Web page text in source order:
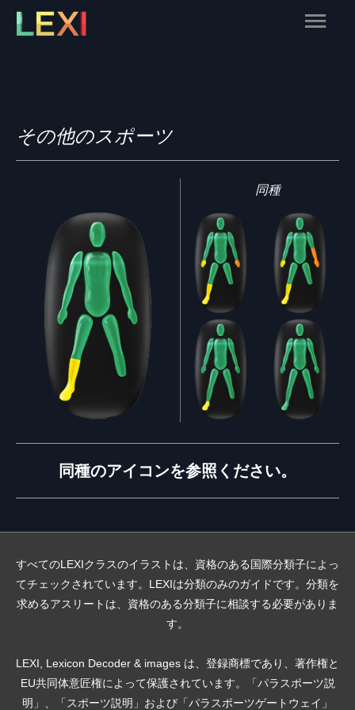
Skip
Main
その他のスポーツ
同種
同種のアイコンを参照ください。
すべてのLEXIクラスのイラストは、資格のある国際分類子によっ
てチェックされています。LEXIは分類のみのガイドです。分類を
求めるアスリートは、資格のある分類子に相談する必要がありま
す。
LEXI, Lexicon Decoder & images は、登録商標であり、著作権と
EU共同体意匠権によって保護されています。「パラスポーツ説
明」、「スポーツ説明」および「パラスポーツゲートウェイ」